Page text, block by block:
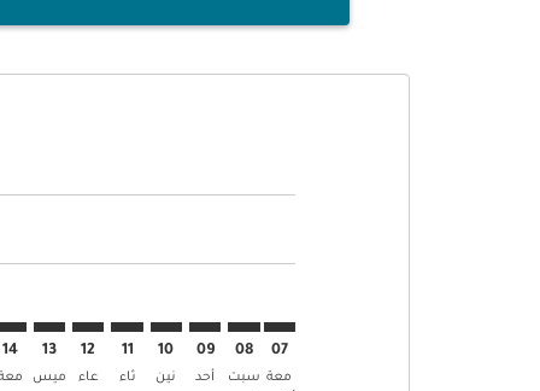
07
معة
08
سبت
09
أحد
10
نين
11
ثاء
12
عاء
13
ميس
14